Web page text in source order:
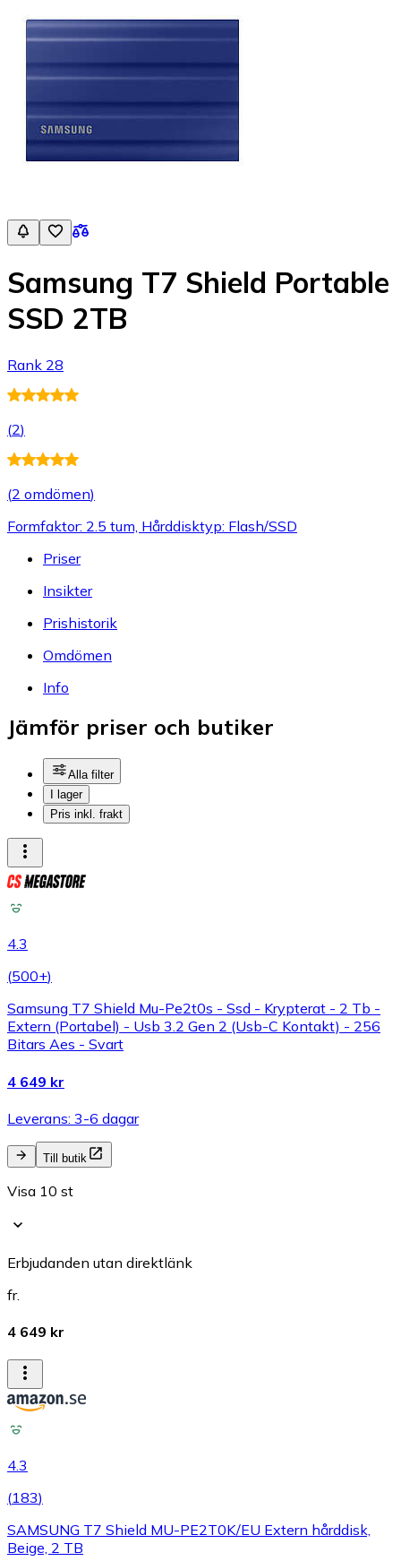
Samsung T7 Shield Portable
SSD 2TB
Rank 28
(2)
(2 omdömen)
Formfaktor: 2.5 tum, Hårddisktyp: Flash/SSD
Priser
Insikter
Prishistorik
Omdömen
Info
Jämför priser och butiker
Alla filter
I lager
Pris inkl. frakt
4.3
(500+)
Samsung T7 Shield Mu-Pe2t0s - Ssd - Krypterat - 2 Tb -
Extern (Portabel) - Usb 3.2 Gen 2 (Usb-C Kontakt) - 256
Bitars Aes - Svart
4 649 kr
Leverans: 3-6 dagar
Till butik
Visa 10 st
Erbjudanden utan direktlänk
fr.
4 649 kr
4.3
(183)
SAMSUNG T7 Shield MU-PE2T0K/EU Extern hårddisk,
Beige, 2 TB